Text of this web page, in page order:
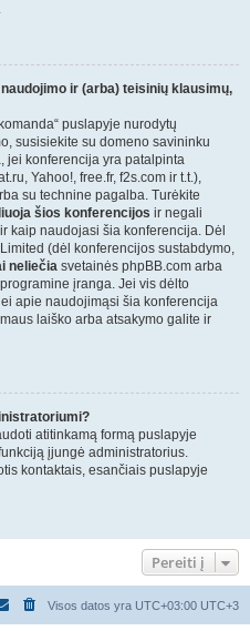
ir (arba) teisinių klausimų,
puslapyje nurodytų
susisiekite su domeno savininku
jei konferencija yra patalpinta
Yahoo!, free.fr, f2s.com ir t.t.),
su technine pagalba. Turėkite
šios konferencijos ir negali
kaip naudojasi šia konferencija. Dėl
(dėl konferencijos sustabdymo,
neliečia svetainės phpBB.com arba
įranga. Jei vis dėlto
apie naudojimąsi šia konferencija
laiško arba atsakymo galite ir
atitinkamą formą puslapyje
įjungė administratorius.
kontaktais, esančiais puslapyje
Pereiti į
Visos datos yra UTC+03:00 UTC+3